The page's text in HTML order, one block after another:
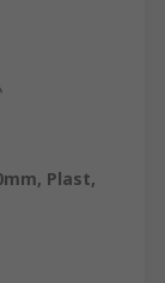
Plast,